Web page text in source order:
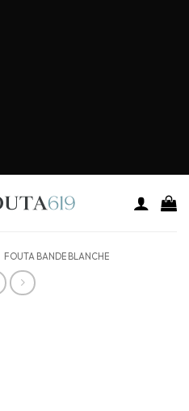
FOUTA BANDE BLANCHE